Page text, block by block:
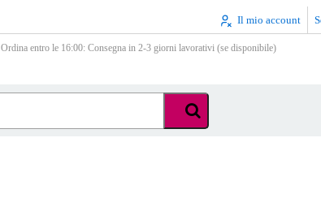
Il mio account
Ordina entro le 16:00: Consegna in 2-3 giorni lavorativi (se disponibile)